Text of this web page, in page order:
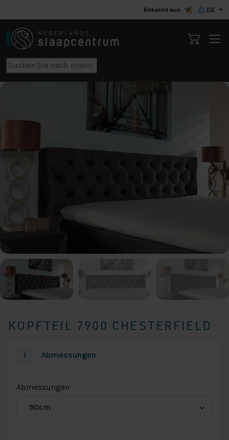
Bekannt aus DE
KOPFTEIL 7900 CHESTERFIELD
1 Abmessungen
Abmessungen